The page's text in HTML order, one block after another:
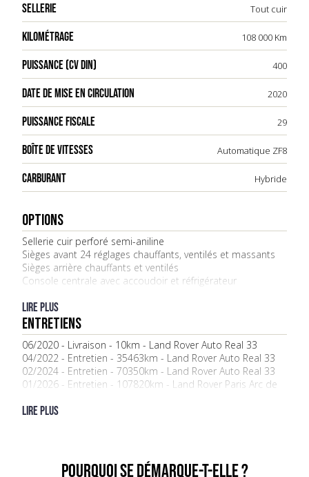
SELLERIE Tout cuir
KILOMÉTRAGE 108 000 Km
PUISSANCE (CV DIN) 400
DATE DE MISE EN CIRCULATION 2020
PUISSANCE FISCALE 29
BOÎTE DE VITESSES Automatique ZF8
CARBURANT Hybride
OPTIONS
Sellerie cuir perforé semi-aniline
Sièges avant 24 réglages chauffants, ventilés et massants
Sièges arrière chauffants et ventilés
Console centrale avec accoudoir et réfrigérateur
Pare-brise chauffant
Garnitures Ash Burr Veneer (placage bois)
Planche de bord gainée cuir
Éclairage d’ambiance configurable
Pavillon Cirrus
Tapis premium
Apple CarPlay
Système de navigation intégré
Lecteur DVD
Lire plus
ENTRETIENS
06/2020 - Livraison - 10km - Land Rover Auto Real 33
04/2022 - Entretien - 35463km - Land Rover Auto Real 33
02/2024 - Entretien - 70350km - Land Rover Auto Real 33
01/2026 - Entretien - 107820km - Land Rover Paris Arc de
Lire plus
POURQUOI SE DÉMARQUE-t-elle ?